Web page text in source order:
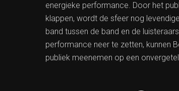
energieke performance. Door het
klappen, wordt de sfeer nog
band tussen de band en de
performance neer te zetten, kunnen
publiek meenemen op een